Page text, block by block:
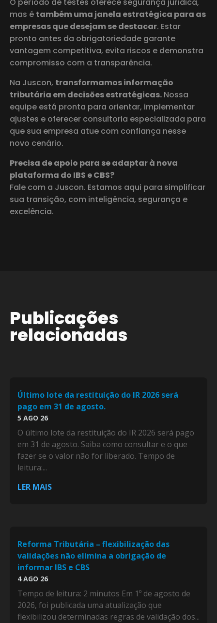
mas é também uma janela estratégica para as
empresas que desejam se destacar. Estar
pronto antes da obrigatoriedade garante
vantagem competitiva, evita riscos e demonstra
compromisso com a transparência.
Na Juscon, transformamos informação
tributária em decisões estratégicas. Nossa
equipe está pronta para orientar, implementar
ajustes e oferecer consultoria especializada para
que sua empresa atue com confiança nesse
novo cenário.
Precisa de apoio para se adaptar à nova
plataforma do IBS e CBS?
Fale com a Juscon. Estamos aqui para simplificar
sua transição, com inteligência, segurança e
excelência.
Publicações
relacionadas
Último lote da restituição do IR 2026 será
pago em 31 de agosto.
5 AGO 26
O último lote da restituição do IR 2026 será pago
em 31 de agosto. Saiba como consultar e o que
fazer se o valor não for liberado. Tempo de
leitura:...
LER MAIS
Reforma Tributária – flexibilização das
validações não elimina a obrigação de
informar IBS e CBS
4 AGO 26
Tempo de leitura: 2 minutos Em 1º de agosto de
2026, foi publicada uma atualização que
flexibilizou determinadas regras de validação dos...